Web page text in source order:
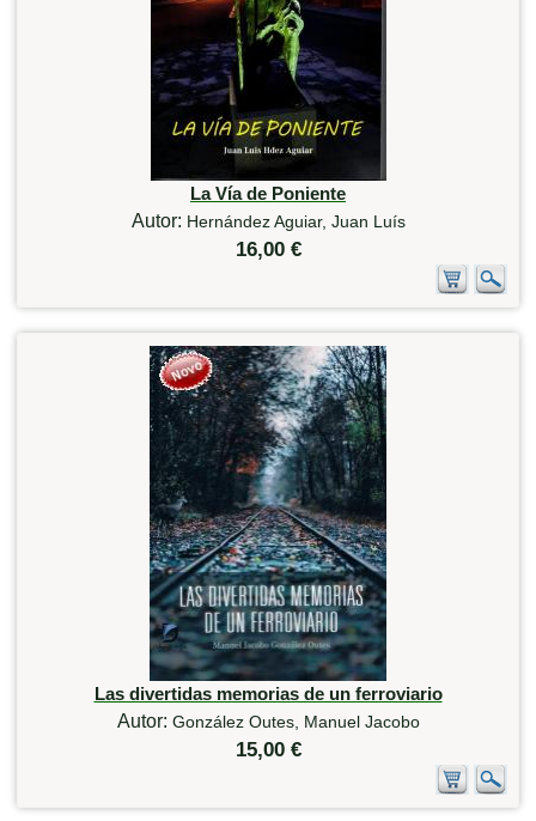
La Vía de Poniente
Autor: Hernández Aguiar, Juan Luís
16,00 €
Las divertidas memorias de un ferroviario
Autor: González Outes, Manuel Jacobo
15,00 €